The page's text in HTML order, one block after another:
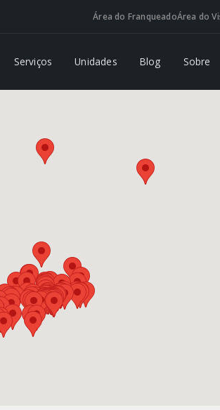
Área do FranqueadoÁrea do
Serviços Unidades Blog Sobre